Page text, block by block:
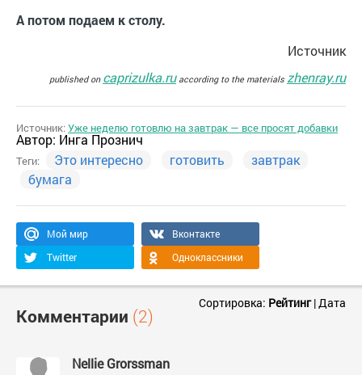
А потом подаем к столу.
Источник
published on caprizulka.ruaccording to the materials zhenray.ru
Источник:Уже неделю готовлю на завтрак — все просят добавки
Автор: Инга Прознич
Теги: Это интересно готовить
завтрак
бумага
Мой мир
Вконтакте
Twitter
Одноклассники
Комментарии (2)
Сортировка: Рейтинг|Дата
Nellie Grorssman